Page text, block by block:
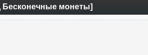
Бесконечные монеты]